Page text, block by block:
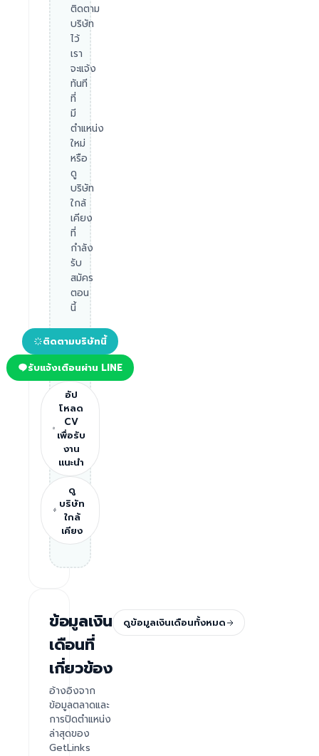
ติดตาม
บริษัท
ไว้
เรา
จะแจ้ง
ทันที
ที่
มี
ตำแหน่ง
ใหม่
หรือ
ดู
บริษัท
ใกล้
เคียง
ที่
กำลัง
รับ
สมัคร
ตอน
นี้
ติดตามบริษัทนี้
รับแจ้งเตือนผ่าน LINE
อัป
โหลด
CV
เพื่อรับ
งาน
แนะนำ
ดู
บริษัท
ใกล้
เคียง
ข้อมูลเงิน
เดือนที่
เกี่ยวข้อง
อ้างอิงจาก
ข้อมูลตลาดและ
การปิดตำแหน่ง
ล่าสุดของ
GetLinks
ดูข้อมูลเงินเดือนทั้งหมด